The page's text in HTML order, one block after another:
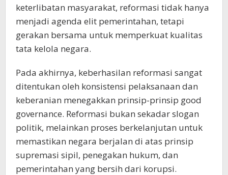
keterlibatan masyarakat, reformasi tidak hanya
menjadi agenda elit pemerintahan, tetapi
gerakan bersama untuk memperkuat kualitas
tata kelola negara.
Pada akhirnya, keberhasilan reformasi sangat
ditentukan oleh konsistensi pelaksanaan dan
keberanian menegakkan prinsip-prinsip good
governance. Reformasi bukan sekadar slogan
politik, melainkan proses berkelanjutan untuk
memastikan negara berjalan di atas prinsip
supremasi sipil, penegakan hukum, dan
pemerintahan yang bersih dari korupsi.